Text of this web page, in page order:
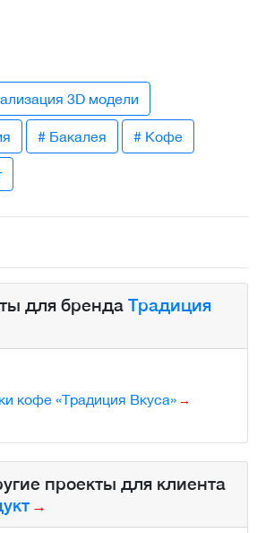
3D модели
# Бакалея # Кофе
для бренда Традиция
кофе «Традиция Вкуса»
проекты для клиента